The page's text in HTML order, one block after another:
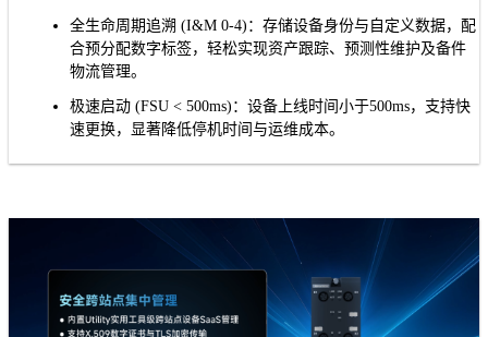
全生命周期追溯 (I&M 0-4)：存储设备身份与自定义数据，配
合预分配数字标签，轻松实现资产跟踪、预测性维护及备件
物流管理。
极速启动 (FSU < 500ms)：设备上线时间小于500ms，支持快
速更换，显著降低停机时间与运维成本。